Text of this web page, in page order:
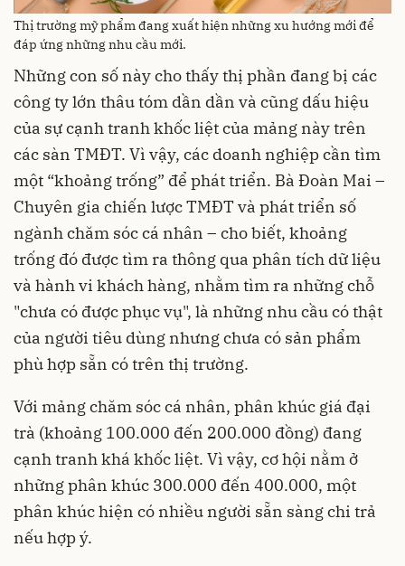
Thị trường mỹ phẩm đang xuất hiện những xu hướng mới để
đáp ứng những nhu cầu mới.
Những con số này cho thấy thị phần đang bị các
công ty lớn thâu tóm dần dần và cũng dấu hiệu
của sự cạnh tranh khốc liệt của mảng này trên
các sàn TMĐT. Vì vậy, các doanh nghiệp cần tìm
một “khoảng trống” để phát triển. Bà Đoàn Mai –
Chuyên gia chiến lược TMĐT và phát triển số
ngành chăm sóc cá nhân – cho biết, khoảng
trống đó được tìm ra thông qua phân tích dữ liệu
và hành vi khách hàng, nhằm tìm ra những chỗ
"chưa có được phục vụ", là những nhu cầu có thật
của người tiêu dùng nhưng chưa có sản phẩm
phù hợp sẵn có trên thị trường.
Với mảng chăm sóc cá nhân, phân khúc giá đại
trà (khoảng 100.000 đến 200.000 đồng) đang
cạnh tranh khá khốc liệt. Vì vậy, cơ hội nằm ở
những phân khúc 300.000 đến 400.000, một
phân khúc hiện có nhiều người sẵn sàng chi trả
nếu hợp ý.